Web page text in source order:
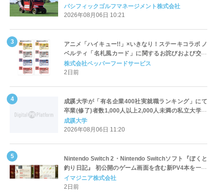
Cart（エアコンカート）」導入 | ＰＧＭ
パシフィックゴルフマネージメント株式会社
2026年08月06日 10:21
アニメ「ハイキュー!!」×いきなり！ステーキコラボ ノ
ベルティ「名札風カード」に関するお詫びおよび交換
対応についてのご案内
株式会社ペッパーフードサービス
2日前
成蹊大学が「有名企業400社実就職ランキング」にて
卒業(修了)者数1,000人以上2,000人未満の私立大学で
全国第1位を獲得！～実就職率は26.5%（前年比＋
4.3pt）に伸長、東京の私立大学でも10位にランクイン
成蹊大学
2026年08月06日 11:20
Nintendo Switch 2・Nintendo Switchソフト『ぼくと
釣り日記』 初公開のゲーム画面を含む新PV4本を一挙
公開！
イマジニア株式会社
2日前